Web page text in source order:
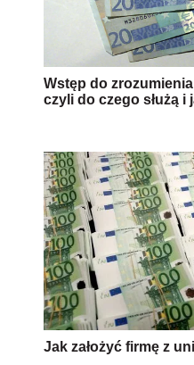
Wstęp do
czyli do czego służą i
Jak założyć firmę z